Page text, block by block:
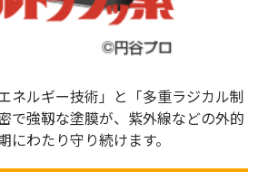
ネルギー技術」と「多重ラジカル制
で強靱な塗膜が、紫外線などの外的
にわたり守り続けます。